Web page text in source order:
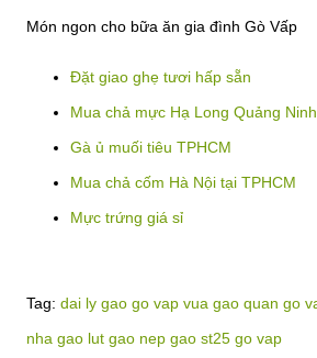
Món ngon cho bữa ăn gia đình Gò Vấp
Đặt giao ghẹ tươi hấp sẵn
Mua chả mực Hạ Long Quảng
Gà ủ muối tiêu TPHCM
Mua chả cốm Hà Nội tại TPHCM
Mực trứng giá sỉ
Tag: dai ly gao go vap vua gao quan go
nha gao lut gao nep gao st25 go vap